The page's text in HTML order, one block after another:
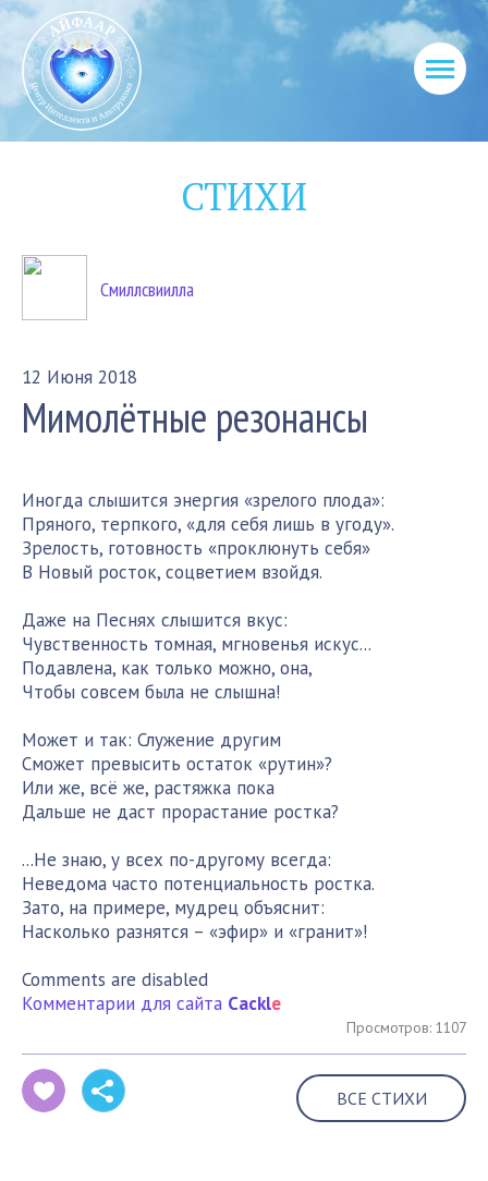
СТИХИ
Смиллсвиилла
12 Июня 2018
Мимолётные резонансы
Иногда слышится энергия «зрелого плода»:
Пряного, терпкого, «для себя лишь в угоду».
Зрелость, готовность «проклюнуть себя»
В Новый росток, соцветием взойдя.
Даже на Песнях слышится вкус:
Чувственность томная, мгновенья искус...
Подавлена, как только можно, она,
Чтобы совсем была не слышна!
Может и так: Служение другим
Сможет превысить остаток «рутин»?
Или же, всё же, растяжка пока
Дальше не даст прорастание ростка?
...Не знаю, у всех по-другому всегда:
Неведома часто потенциальность ростка.
Зато, на примере, мудрец объяснит:
Насколько разнятся – «эфир» и «гранит»!
Comments are disabled
Комментарии для сайта Cackle
Просмотров: 1107
ВСЕ СТИХИ